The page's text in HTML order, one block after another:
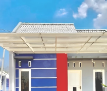
SURYA MADANI SATU
Satu-satunya Hunian nyaman dengan harga
jutaan dengan lokasi strategis di Tuban